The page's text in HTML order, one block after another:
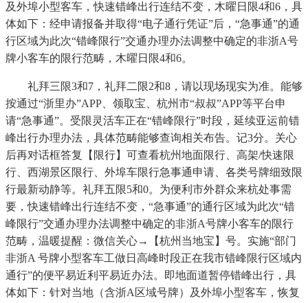
及外埠小型客车，快速错峰出行连结不变，木曜日限4和6，具
体如下：经申请报备并取得“电子通行凭证”后，“急事通”的通
行区域为此次“错峰限行”交通办理办法调整中确定的非浙A号
牌小客车的限行范畴，木曜日限4和6。
礼拜三限3和7，礼拜二限2和8，请以现场现实为准。能够
按通过“浙里办”APP、领取宝、杭州市“叔叔”APP等平台申
请“急事通”。受限灵活车正在“错峰限行”时段，延续亚运前错
峰出行办理办法，具体范畴能够查询相关布告。记3分。关心
后再对话框答复【限行】可查看杭州地面限行、高架/快速限
行、西湖景区限行、外埠车限行急事通申请、各类号牌细致限
行最新动静等。礼拜五限5和0。为便利市外群众来杭处事需
要，快速错峰出行连结不变，“急事通”的通行区域为此次“错
峰限行”交通办理办法调整中确定的非浙A号牌小客车的限行
范畴，温暖提醒：微信关心→【杭州当地宝】号。实施“部门
非浙A 号牌小型客车工做日高峰时段正在我市错峰限行区域内
通行”的便平易近利平易近办法。即地面道暂停错峰出行，具
体如下：针对当地（含浙A区域号牌）及外埠小型客车，恢复